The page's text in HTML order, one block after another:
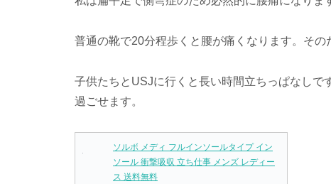
普通の靴で20分程歩くと腰が痛くなります。その
子供たちとUSJに行くと長い時間立ちっぱなしで
過ごせます。
ソルボ メディ フルインソールタイプ イン
ソール 衝撃吸収 立ち仕事 メンズ レディー
ス 送料無料